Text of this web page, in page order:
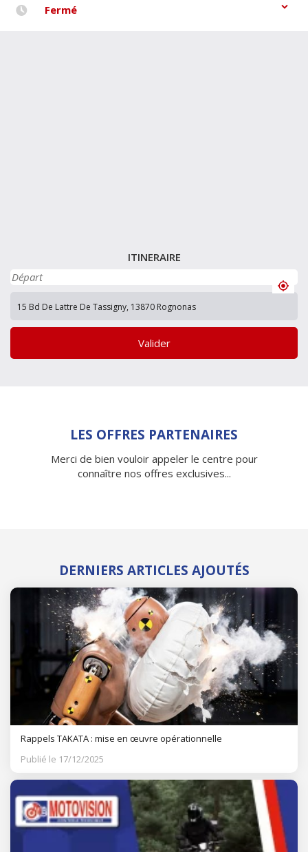
Fermé
ITINERAIRE
Valider
LES OFFRES PARTENAIRES
Merci de bien vouloir appeler le centre pour
connaître nos offres exclusives...
DERNIERS ARTICLES AJOUTÉS
Rappels TAKATA : mise en œuvre opérationnelle
Publié le 17/12/2025